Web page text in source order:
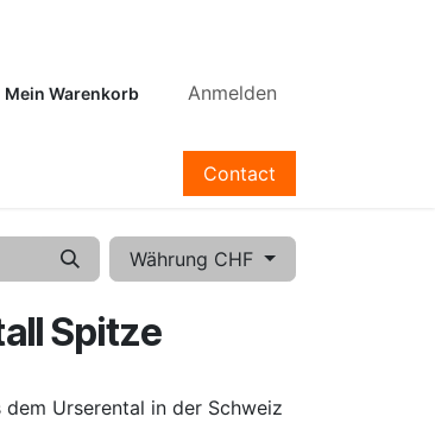
Mein Warenkorb Anmelden
Contact
Währung CHF
Spitze
Urserental in der Schweiz